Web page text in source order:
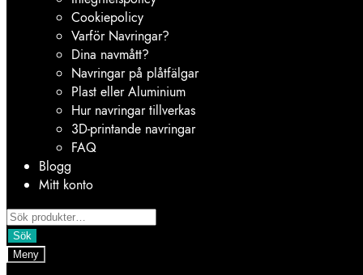
Cookiepolicy
Varför Navringar?
Dina navmått?
Navringar på plåtfälgar
Plast eller Aluminium
Hur navringar tillverkas
3D-printande navringar
FAQ
Blogg
Mitt konto
Products
search
Sök
Meny